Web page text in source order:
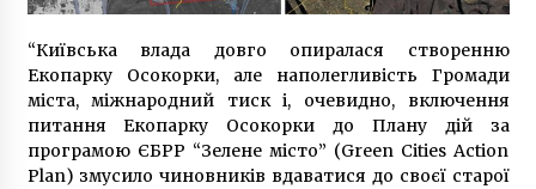
“Київська влада довго опиралася створенню
Екопарку Осокорки, але наполегливість Громади
міста, міжнародний тиск і, очевидно, включення
питання Екопарку Осокорки до Плану дій за
програмою ЄБРР “Зелене місто” (Green Cities Action
Plan) змусило чиновників вдаватися до своєї старої